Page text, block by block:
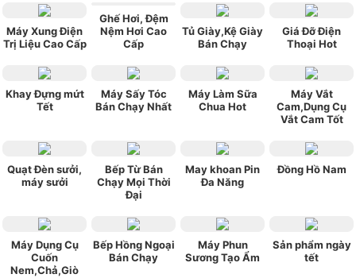
Máy Xung Điện
Trị Liệu Cao Cấp
Ghế Hơi, Đệm
Nệm Hơi Cao
Cấp
Tủ Giày,Kệ Giày
Bán Chạy
Giá Đỡ Điện
Thoại Hot
Khay Đựng mứt
Tết
Máy Sấy Tóc
Bán Chạy Nhất
Máy Làm Sữa
Chua Hot
Máy Vắt
Cam,Dụng Cụ
Vắt Cam Tốt
Quạt Đèn sưởi,
máy sưởi
Bếp Từ Bán
Chạy Mọi Thời
Đại
May khoan Pin
Đa Năng
Đồng Hồ Nam
Máy Dụng Cụ
Cuốn
Nem,Chả,Giò
Bếp Hồng Ngoại
Bán Chạy
Máy Phun
Sương Tạo Ẩm
Sản phẩm ngày
tết